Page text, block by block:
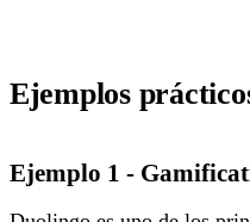
Ejemplos
Ejemplo 1 -